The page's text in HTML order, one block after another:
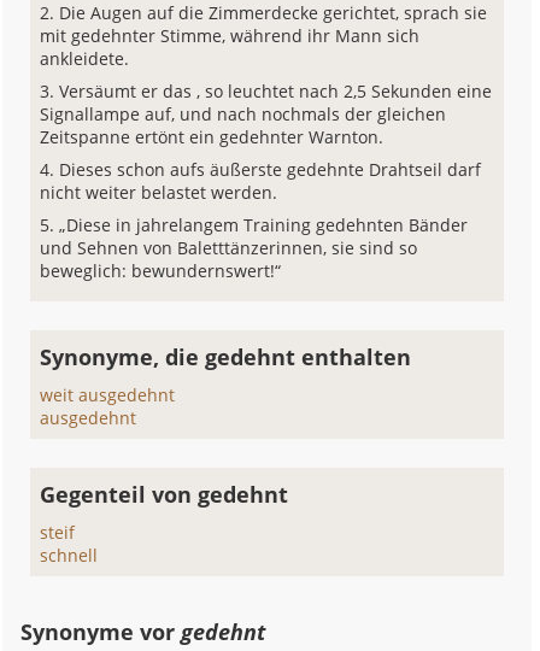
Die Augen auf die Zimmerdecke gerichtet, sprach sie
mit gedehnter Stimme, während ihr Mann sich
ankleidete.
Versäumt er das , so leuchtet nach 2,5 Sekunden eine
Signallampe auf, und nach nochmals der gleichen
Zeitspanne ertönt ein gedehnter Warnton.
Dieses schon aufs äußerste gedehnte Drahtseil darf
nicht weiter belastet werden.
„Diese in jahrelangem Training gedehnten Bänder
und Sehnen von Baletttänzerinnen, sie sind so
beweglich: bewundernswert!“
Synonyme, die gedehnt enthalten
weit ausgedehnt
ausgedehnt
Gegenteil von gedehnt
steif
schnell
Synonyme vorgedehnt